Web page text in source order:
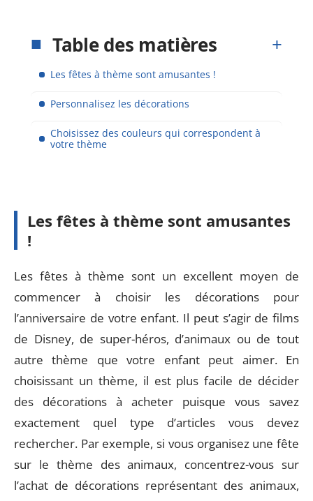
Table des matières
Les fêtes à thème sont amusantes !
Personnalisez les décorations
Choisissez des couleurs qui correspondent à
votre thème
Les fêtes à thème sont amusantes
!
Les fêtes à thème sont un excellent moyen de
commencer à choisir les décorations pour
l’anniversaire de votre enfant. Il peut s’agir de films
de Disney, de super-héros, d’animaux ou de tout
autre thème que votre enfant peut aimer. En
choisissant un thème, il est plus facile de décider
des décorations à acheter puisque vous savez
exactement quel type d’articles vous devez
rechercher. Par exemple, si vous organisez une fête
sur le thème des animaux, concentrez-vous sur
l’achat de décorations représentant des animaux,